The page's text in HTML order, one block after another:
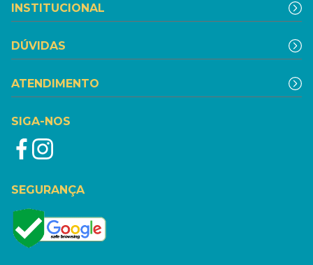
INSTITUCIONAL
DÚVIDAS
ATENDIMENTO
SIGA-NOS
SEGURANÇA